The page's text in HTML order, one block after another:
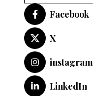
Facebook
X
instagram
LinkedIn